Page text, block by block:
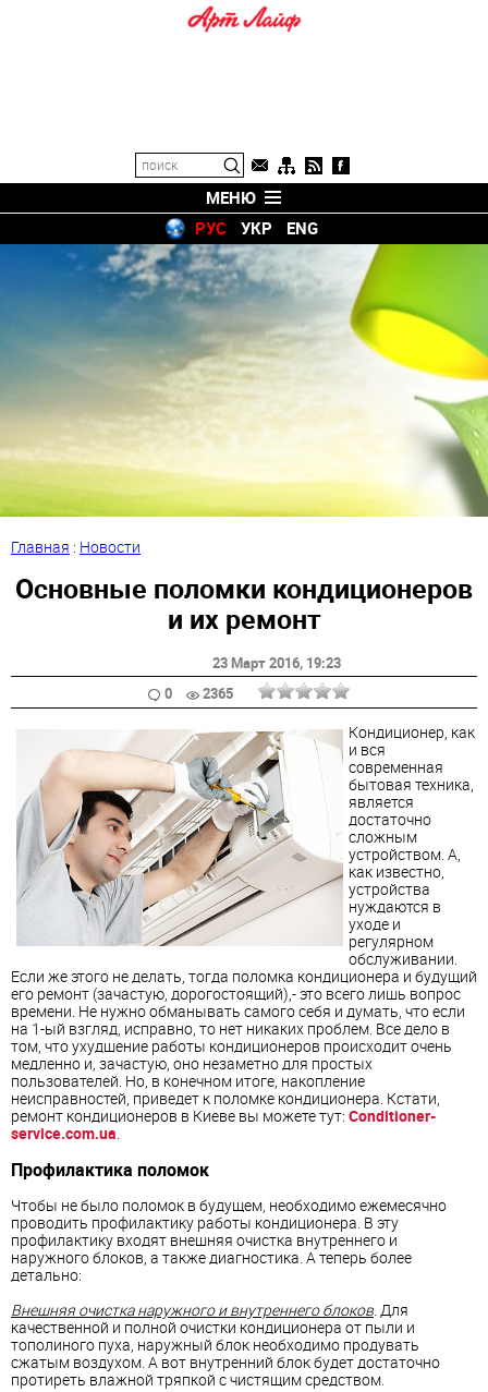
МЕНЮ
РУС
УКР ENG
Главная : Новости
Основные поломки кондиционеров
и их ремонт
23 Март 2016, 19:23
0
2365
Кондиционер, как
и вся
современная
бытовая техника,
является
достаточно
сложным
устройством. А,
как известно,
устройства
нуждаются в
уходе и
регулярном
обслуживании.
Если же этого не делать, тогда поломка кондиционера и будущий
его ремонт (зачастую, дорогостоящий),- это всего лишь вопрос
времени. Не нужно обманывать самого себя и думать, что если
на 1-ый взгляд, исправно, то нет никаких проблем. Все дело в
том, что ухудшение работы кондиционеров происходит очень
медленно и, зачастую, оно незаметно для простых
пользователей. Но, в конечном итоге, накопление
неисправностей, приведет к поломке кондиционера. Кстати,
ремонт кондиционеров в Киеве вы можете тут: Conditioner-
service.com.ua
Профилактика поломок
Чтобы не было поломок в будущем, необходимо ежемесячно
проводить профилактику работы кондиционера. В эту
профилактику входят внешняя очистка внутреннего и
наружного блоков, а также диагностика. А теперь более
детально:
Внешняя очистка наружного и внутреннего блоков. Для
качественной и полной очистки кондиционера от пыли и
тополиного пуха, наружный блок необходимо продувать
сжатым воздухом. А вот внутренний блок будет достаточно
протиреть влажной тряпкой с чистящим средством.